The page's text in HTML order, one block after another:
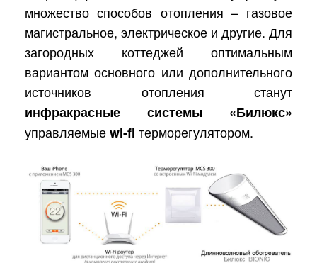
множество способов отопления – газовое
магистральное, электрическое и другие. Для
загородных коттеджей оптимальным
вариантом основного или дополнительного
источников отопления станут
инфракрасные системы «Билюкс»
управляемыеwi-fi терморегулятором.